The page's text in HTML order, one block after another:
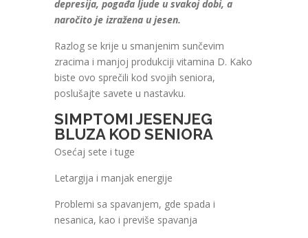
depresija, pogađa ljude u svakoj dobi, a
naročito je izražena u jesen.
Razlog se krije u smanjenim sunčevim
zracima i manjoj produkciji vitamina D. Kako
biste ovo sprečili kod svojih seniora,
poslušajte savete u nastavku.
SIMPTOMI JESENJEG
BLUZA KOD SENIORA
Osećaj sete i tuge
Letargija i manjak energije
Problemi sa spavanjem, gde spada i
nesanica, kao i previše spavanja